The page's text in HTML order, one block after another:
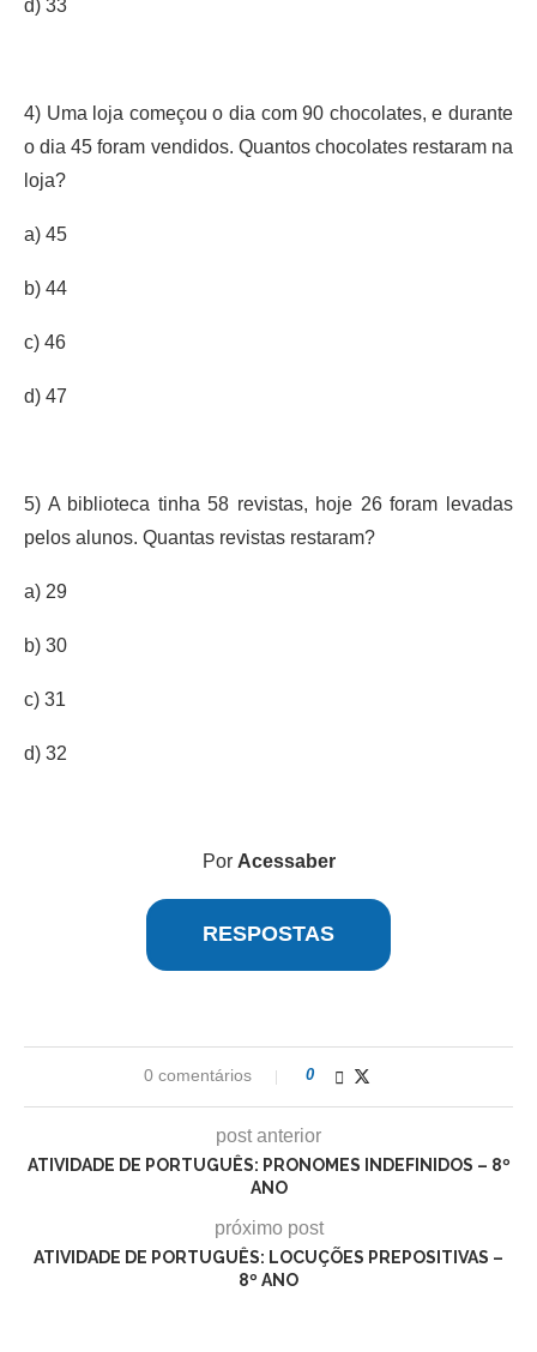
d) 33
4) Uma loja começou o dia com 90 chocolates, e durante
o dia 45 foram vendidos. Quantos chocolates restaram na
loja?
a) 45
b) 44
c) 46
d) 47
5) A biblioteca tinha 58 revistas, hoje 26 foram levadas
pelos alunos. Quantas revistas restaram?
a) 29
b) 30
c) 31
d) 32
Por Acessaber
RESPOSTAS
0 comentários 0
post anterior
ATIVIDADE DE PORTUGUÊS: PRONOMES INDEFINIDOS – 8º
ANO
próximo post
ATIVIDADE DE PORTUGUÊS: LOCUÇÕES PREPOSITIVAS –
8º ANO